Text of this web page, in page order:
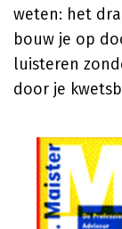
weten: het
bouw je op
luisteren
door je